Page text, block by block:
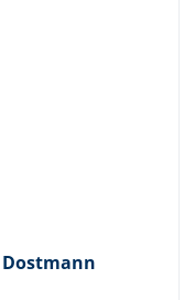
Dostmann